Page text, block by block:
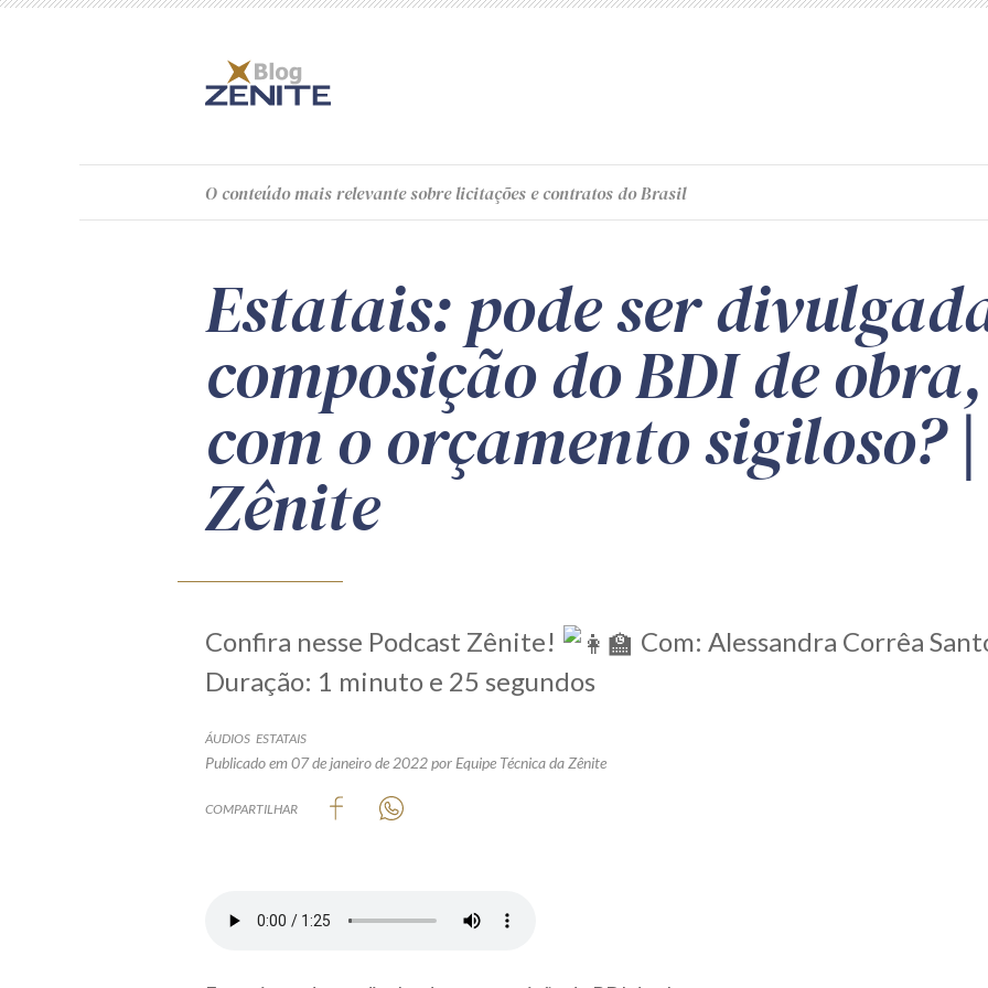
O conteúdomais relevante sobre licitações e contratos do Brasil
Estatais: pode ser
composição do BDI de
com o orçamento sigiloso?
Zênite
Confira nesse Podcast Zênite!
Com: Alessandra Corrêa
Duração: 1 minuto e 25 segundos
ÁUDIOS ESTATAIS
Publicado em 07 de janeiro de 2022por Equipe Técnica da Zênite
COMPARTILHAR